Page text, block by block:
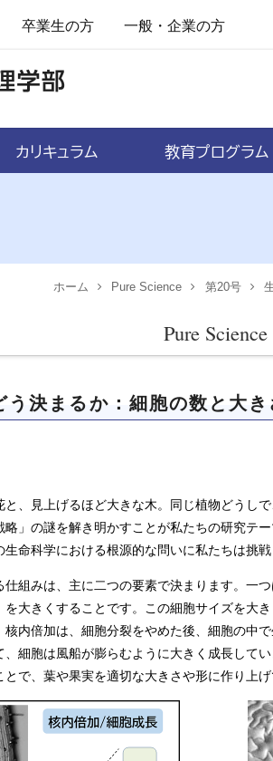
卒業生の方 一般・企業の方
カリキュラム 教育プログラム
ホーム Pure Science 第20号
Pure
う決まるか：細胞の数と大
、見上げるほど大きな木。同じ植物どうし
」の謎を解き明かすことが私たちの研究テ
命科学における根源的な問いに私たちは挑戦
組みは、主に二つの要素で決まります。一
を大きくすることです。この細胞サイズを大
核内倍加は、細胞分裂をやめた後、細胞の中
細胞は風船が膨らむように大きく成長して
で、葉や果実を適切な大きさや形に作り上げ